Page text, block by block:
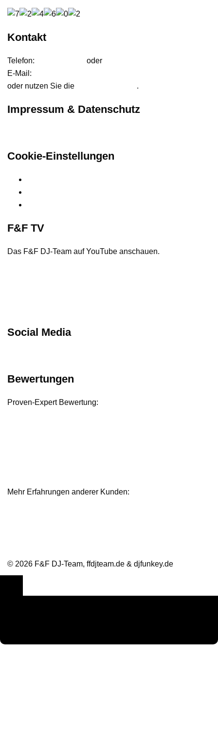
Kontakt
Telefon: oder
E-Mail:
oder nutzen Sie die
.
Impressum & Datenschutz
Cookie-Einstellungen
F&F TV
Das F&F DJ-Team auf YouTube anschauen.
Social Media
Bewertungen
Proven-Expert Bewertung:
Mehr Erfahrungen anderer Kunden:
© 2026 F&F DJ-Team, ffdjteam.de & djfunkey.de